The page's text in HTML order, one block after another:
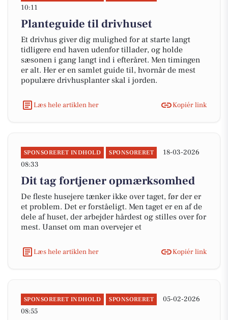
10:11
Planteguide til drivhuset
Et drivhus giver dig mulighed for at starte langt
tidligere end haven udenfor tillader, og holde
sæsonen i gang langt ind i efteråret. Men timingen
er alt. Her er en samlet guide til, hvornår de mest
populære drivhusplanter skal i jorden.
Læs hele artiklen her Kopiér link
SPONSORERET INDHOLD SPONSORERET
18-03-2026
08:33
Dit tag fortjener opmærksomhed
De fleste husejere tænker ikke over taget, før der er
et problem. Det er forståeligt. Men taget er en af de
dele af huset, der arbejder hårdest og stilles over for
mest. Uanset om man overvejer et
Læs hele artiklen her Kopiér link
SPONSORERET INDHOLD SPONSORERET
05-02-2026
08:55